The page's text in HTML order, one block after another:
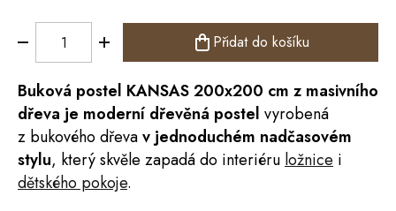
Přidat do košíku
Buková postel KANSAS200x200 cm z masivního
dřeva je moderní dřevěná postel vyrobená
z bukového dřevav jednoduchém nadčasovém
stylu, který skvěle zapadá do interiéru ložnice i
dětského pokoje.